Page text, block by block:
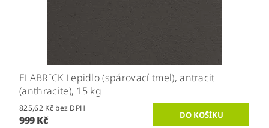
ELABRICK Lepidlo (spárovací tmel), antracit
(anthracite), 15 kg
825,62 Kč bez DPH
999 Kč